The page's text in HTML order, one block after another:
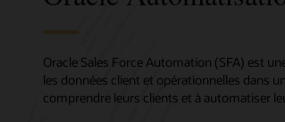
Oracle Sales Force Automation (SFA) est
les données client et opérationnelles dans
comprendre leurs clients et à automatiser